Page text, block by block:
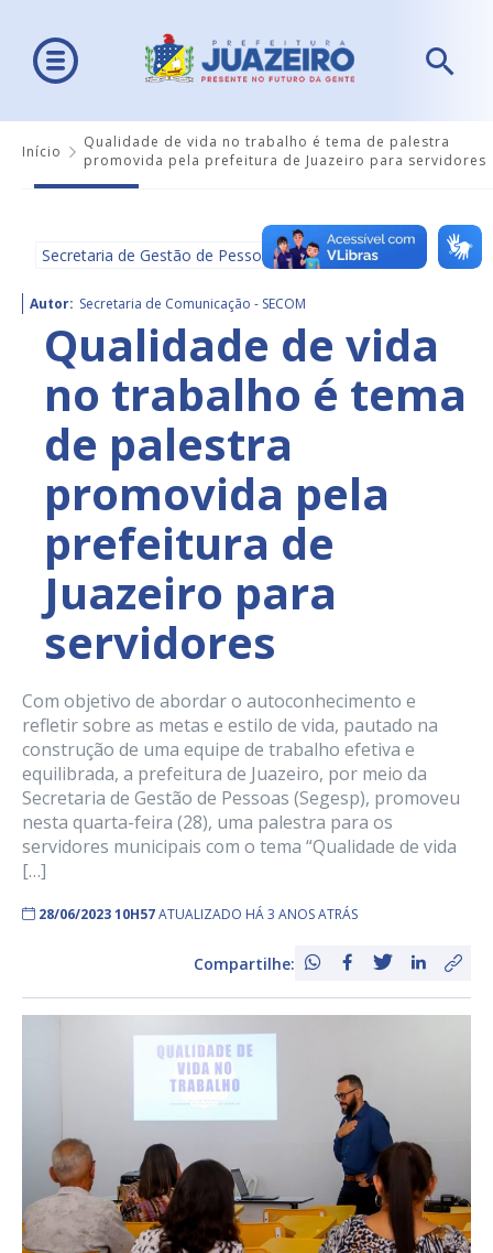
Início
Qualidade de vida no trabalho é tema de palestra
promovida pela prefeitura de Juazeiro para servidores
Secretaria de Gestão de Pessoas - SEGESP
Autor: Secretaria de Comunicação - SECOM
Qualidade de vida
no trabalho é tema
de palestra
promovida pela
prefeitura de
Juazeiro para
servidores
Com objetivo de abordar o autoconhecimento e
refletir sobre as metas e estilo de vida, pautado na
construção de uma equipe de trabalho efetiva e
equilibrada, a prefeitura de Juazeiro, por meio da
Secretaria de Gestão de Pessoas (Segesp), promoveu
nesta quarta-feira (28), uma palestra para os
servidores municipais com o tema “Qualidade de vida
[…]
28/06/2023 10H57ATUALIZADO HÁ 3 ANOS ATRÁS
Compartilhe: